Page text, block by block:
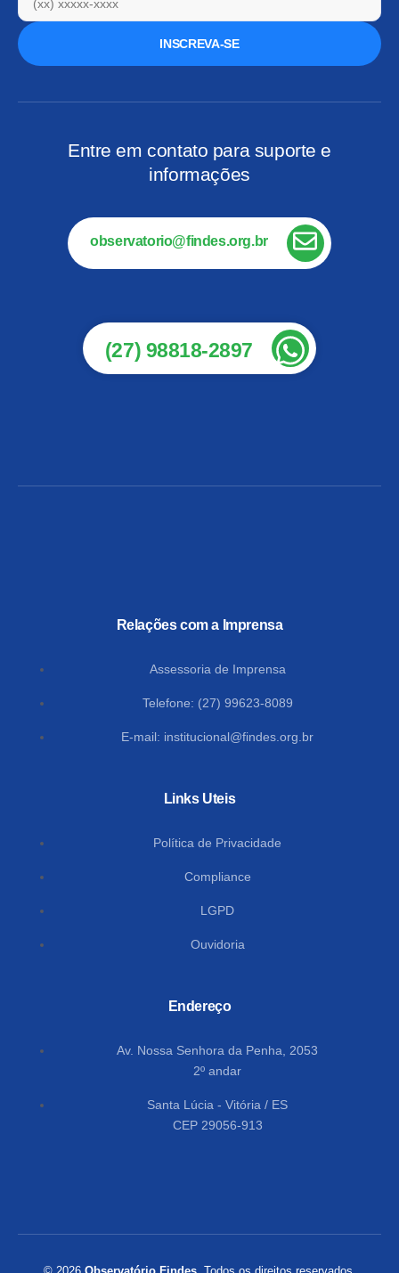
INSCREVA-SE
Entre em contato para suporte e
informações
observatorio@findes.org.br
(27) 98818-2897
Relações com a Imprensa
Assessoria de Imprensa
Telefone: (27) 99623-8089
E-mail: institucional@findes.org.br
Links Uteis
Política de Privacidade
Compliance
LGPD
Ouvidoria
Endereço
Av. Nossa Senhora da Penha, 2053
2º andar
Santa Lúcia - Vitória / ES
CEP 29056-913